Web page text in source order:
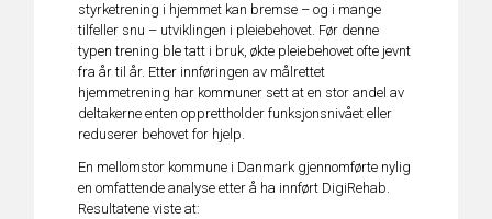
styrketrening i hjemmet kan bremse – og i mange
tilfeller snu – utviklingen i pleiebehovet. Før denne
typen trening ble tatt i bruk, økte pleiebehovet ofte jevnt
fra år til år. Etter innføringen av målrettet
hjemmetrening har kommuner sett at en stor andel av
deltakerne enten opprettholder funksjonsnivået eller
reduserer behovet for hjelp.
En mellomstor kommune i Danmark gjennomførte nylig
en omfattende analyse etter å ha innført DigiRehab.
Resultatene viste at: